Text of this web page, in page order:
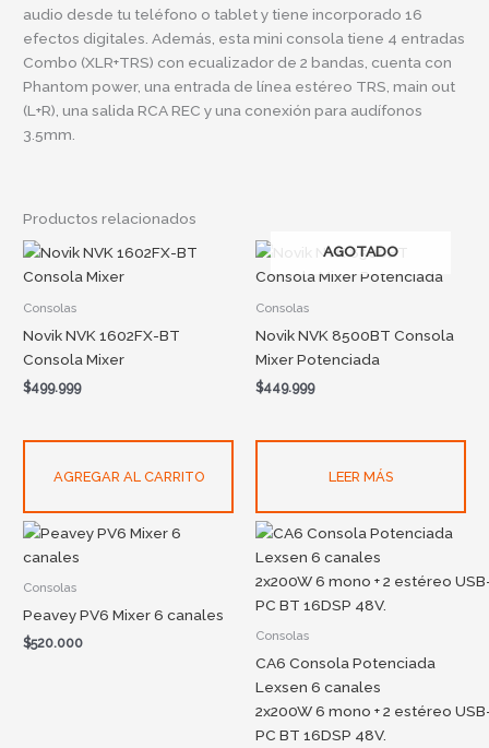
audio desde tu teléfono o tablet y tiene incorporado 16
efectos digitales. Además, esta mini consola tiene 4 entradas
Combo (XLR+TRS) con ecualizador de 2 bandas, cuenta con
Phantom power, una entrada de línea estéreo TRS, main out
(L+R), una salida RCA REC y una conexión para audífonos
3.5mm.
Productos relacionados
Consolas
Novik NVK 1602FX-BT
Consola Mixer
$499.999
AGREGAR AL CARRITO
AGOTADO
Consolas
Novik NVK 8500BT Consola
Mixer Potenciada
$449.999
LEER MÁS
Consolas
Peavey PV6 Mixer 6 canales
$520.000 Consolas
CA6 Consola Potenciada
Lexsen 6 canales
2x200W 6 mono + 2 estéreo
PC BT 16DSP 48V.